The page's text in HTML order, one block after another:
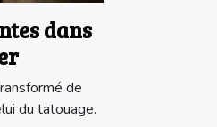
dans
de
du tatouage.